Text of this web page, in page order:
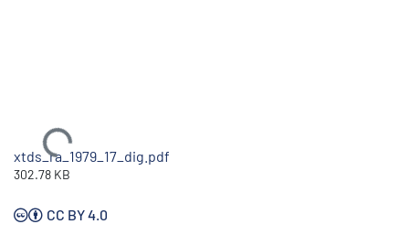
Ladataan...
xtds_ra_1979_17_dig.pdf
302.78 KB
CC BY 4.0